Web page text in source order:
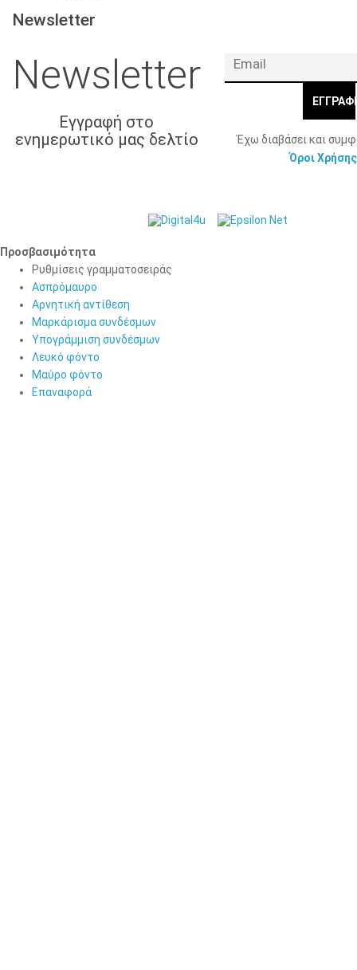
Newsletter
Newsletter
Εγγραφή στο
ενημερωτικό μας δελτίο
Έχω διαβάσει και
Όροι Χρήσης
Προσβασιμότητα
Προσβασιμότητα
Ρυθμίσεις γραμματοσειράς
Ασπρόμαυρο
Αρνητική αντίθεση
Μαρκάρισμα συνδέσμων
Υπογράμμιση συνδέσμων
Λευκό φόντο
Μαύρο φόντο
Επαναφορά